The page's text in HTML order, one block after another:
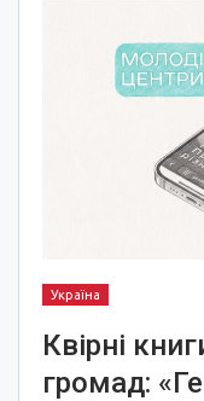
Україна
Квірні
громад: